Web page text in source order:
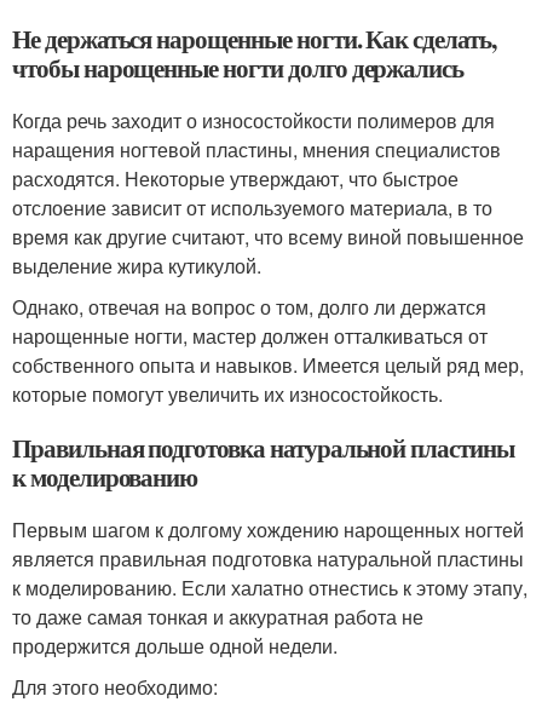
Не держаться нарощенные ногти. Как сделать,
чтобы нарощенные ногти долго держались
Когда речь заходит о износостойкости полимеров для
наращения ногтевой пластины, мнения специалистов
расходятся. Некоторые утверждают, что быстрое
отслоение зависит от используемого материала, в то
время как другие считают, что всему виной повышенное
выделение жира кутикулой.
Однако, отвечая на вопрос о том, долго ли держатся
нарощенные ногти, мастер должен отталкиваться от
собственного опыта и навыков. Имеется целый ряд мер,
которые помогут увеличить их износостойкость.
Правильная подготовка натуральной пластины
к моделированию
Первым шагом к долгому хождению нарощенных ногтей
является правильная подготовка натуральной пластины
к моделированию. Если халатно отнестись к этому этапу,
то даже самая тонкая и аккуратная работа не
продержится дольше одной недели.
Для этого необходимо: